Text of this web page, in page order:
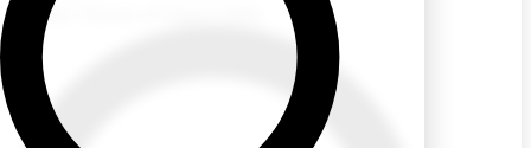
Ecuador